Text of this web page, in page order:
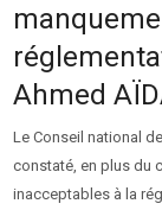
Ahmed
Le Conseil national
constaté, en plus du
inacceptables à la